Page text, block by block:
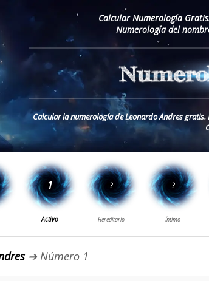
Calcular Numerología
Numerología del
Calcular la numerología de Leonardo Andres
➔ Número 1